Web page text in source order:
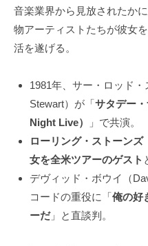
音楽業界から見放されたか
物アーティストたちが彼女
活を遂げる。
1981年、サー・ロッド
Stewart）が「サタデー
Night Live）
」で共演。
ローリング・ストーン
女を全米ツアーのゲスト
デヴィッド・ボウイ（
コードの重役に「俺の好
ーだ」と直談判。